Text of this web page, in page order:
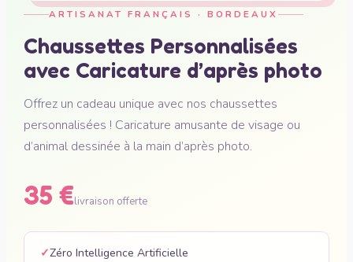
ARTISANAT FRANÇAIS · BORDEAUX
Chaussettes Personnalisées
avec Caricature d’après photo
Offrez un cadeau unique avec nos chaussettes
personnalisées ! Caricature amusante de visage ou
d’animal dessinée à la main d’après photo.
35 €livraison offerte
Zéro Intelligence Artificielle